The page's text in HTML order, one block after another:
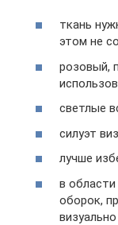
ткань
этом не
розовый,
светлые
силуэт
лучше
в
оборок,